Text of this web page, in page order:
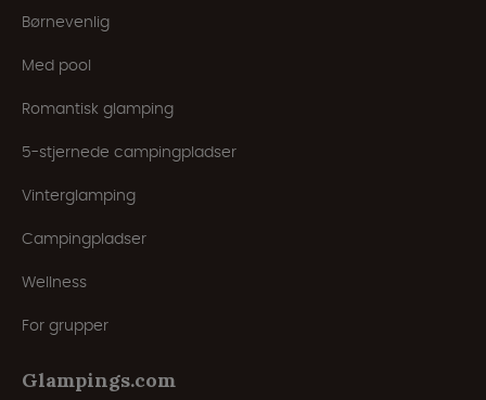
Børnevenlig
Med pool
Romantisk glamping
5-stjernede campingpladser
Vinterglamping
Campingpladser
Wellness
For grupper
Glampings.com